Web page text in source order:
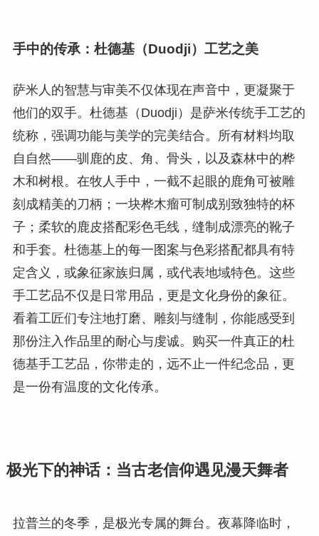
手中的传承：杜德基（Duodji）工艺之美
萨米人的智慧与审美不仅体现在声音中，更凝聚于
他们的双手。杜德基（Duodji）是萨米传统手工艺的
统称，强调功能与美学的完美结合。所有材料均取
自自然——驯鹿的皮、角、骨头，以及森林中的桦
木和树根。在牧人手中，一截不起眼的鹿角可被雕
刻成精美的刀柄；一块桦木瘤可制成别致独特的杯
子；柔软的鹿皮搭配彩色毛线，缝制成漂亮的靴子
和手套。杜德基上的每一图案与色彩搭配都具有特
定含义，或象征家族归属，或代表地域特色。这些
手工艺品不仅是日常用品，更是文化身份的象征。
看着工匠们专注地打磨、雕刻与缝制，你能感受到
那份注入作品里的耐心与虔诚。购买一件真正的杜
德基手工艺品，你带走的，远不止一件纪念品，更
是一份有温度的文化传承。
极光下的神话：当古老信仰遇见漫天舞者
拉普兰的冬季，是极光专属的舞台。夜幕降临时，